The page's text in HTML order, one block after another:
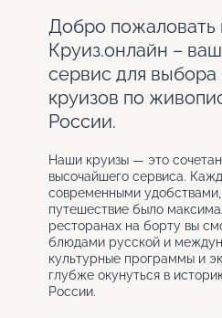
Добро пожаловать
Круиз.онлайн –
сервис для выбора
круизов по
России.
Наши круизы — это
высочайшего сервиса.
современными
путешествие было
ресторанах на борту вы
блюдами русской и
культурные программы и
глубже окунуться в
России.